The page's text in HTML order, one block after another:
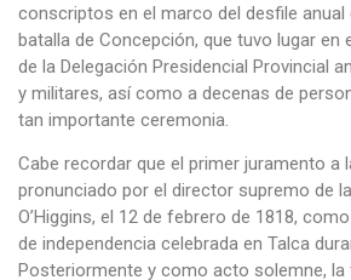
conscriptos en el marco del desfile anual
batalla de Concepción, que tuvo lugar en
de la Delegación Presidencial Provincial
y militares, así como a decenas de
tan importante ceremonia.
Cabe recordar que el primer juramento a
pronunciado por el director supremo de
O’Higgins, el 12 de febrero de 1818,
de independencia celebrada en Talca
Posteriormente y como acto solemne,